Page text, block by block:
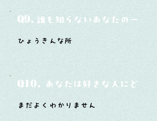
Q9. 誰も知らないあなたの一面は
ひょうきんな所
Q10. あなたは好きな人にどう
まだよくわかりません